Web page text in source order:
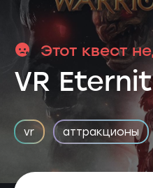
Этот квест
VR
vr аттракционы